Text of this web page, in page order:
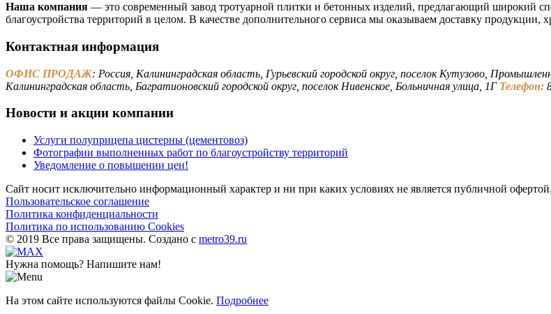
Наша компания — это современный завод тротуарной плитки и бетонных изделий, предлагающий широкий
благоустройства территорий в целом. В качестве дополнительного сервиса мы оказываем доставку продукции,
Контактная информация
ОФИС ПРОДАЖ: Россия, Калининградская область, Гурьевский городской округ, поселок Кутузово,
Калининградская область, Багратионовский городской округ, поселок Нивенское, Больничная улица, 1Г Телефон:
Новости и акции компании
Услуги полуприцепа цистерны (цементовоз)
Фотографии выполненных работ по благоустройству территорий
Уведомление о повышении цен!
Сайт носит исключительно информационный характер и ни при каких условиях не является публичной
Пользовательское соглашение
Политика конфиденциальности
Политика по использованию Cookies
© 2019 Все права защищены. Создано с metro39.ru
Нужна помощь? Напишите нам!
На этом сайте используются файлы Cookie. Подробнее